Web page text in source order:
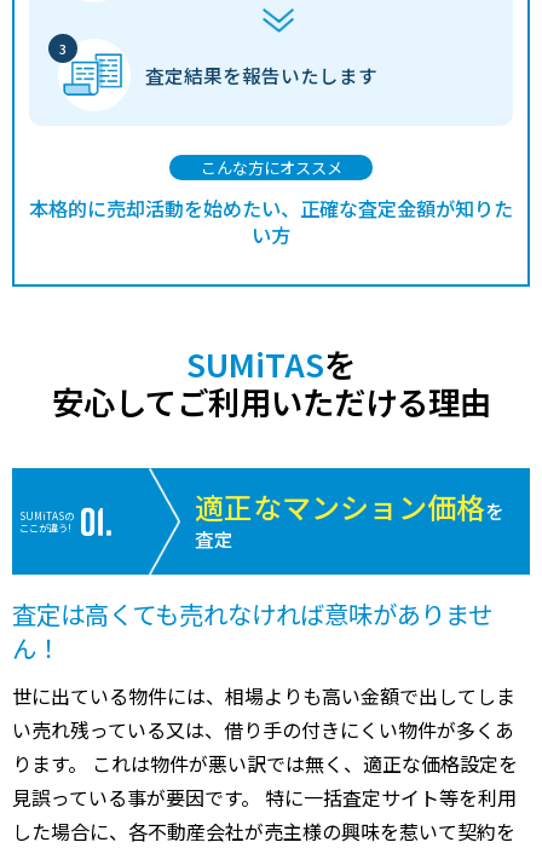
査定結果を報告いたします
こんな方にオススメ
本格的に売却活動を始めたい、正確な査定金額が知りた
い方
SUMiTASを
安心してご利用いただける理由
SUMiTASの
ここが違う!
適正なマンション価格を
査定
査定は高くても売れなければ意味がありませ
ん！
世に出ている物件には、相場よりも高い金額で出してしま
い売れ残っている又は、借り手の付きにくい物件が多くあ
ります。 これは物件が悪い訳では無く、適正な価格設定を
見誤っている事が要因です。 特に一括査定サイト等を利用
した場合に、各不動産会社が売主様の興味を惹いて契約を